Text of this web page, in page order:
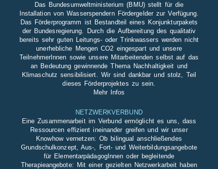
Das Bundesumweltministerium (BMU) stellt für die
Installation von Wasserspendern Fördergelder zur Verfügung.
Das Förderprogramm ist Bestandteil eines Konjunkturpakets
der Bundesregierung. Durch die Aufbereitung des qualitativ
bereits sehr guten Leitungs- oder Trinkwassers werden nicht
unerhebliche Mengen CO2 eingespart und unsere
TeilnehmerInnen sowie unsere Mitarbeitenden selbst auf das
an Bedeutung gewinnende Thema Nachhaltigkeit und
Klimaschutz sensibilisiert. Wir sind dankbar und stolz, Teil
dieses Förderprojektes zu sein.
Mehr Infos
NETZWERKVERBUND
Eine Zusammenarbeit im Verbund ermöglicht es uns, dass
Ressourcen effizient ineinander greifen und wir unser
Knowhow vernetzen: Ob bilingual anschließendes
Grundschulkonzept, Aus-, Fort- und Weiterbildungsangebote
für ElementarpädagogInnen oder begleitende
Therapieangebote: Mit einer gezielten Netzwerkarbeit haben